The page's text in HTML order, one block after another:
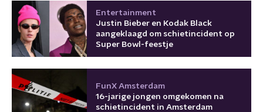
Entertainment
Justin Bieber en Kodak Black
aangeklaagd om schietincident op
Super Bowl-feestje
FunX Amsterdam
16-jarige jongen omgekomen na
schietincident in Amsterdam